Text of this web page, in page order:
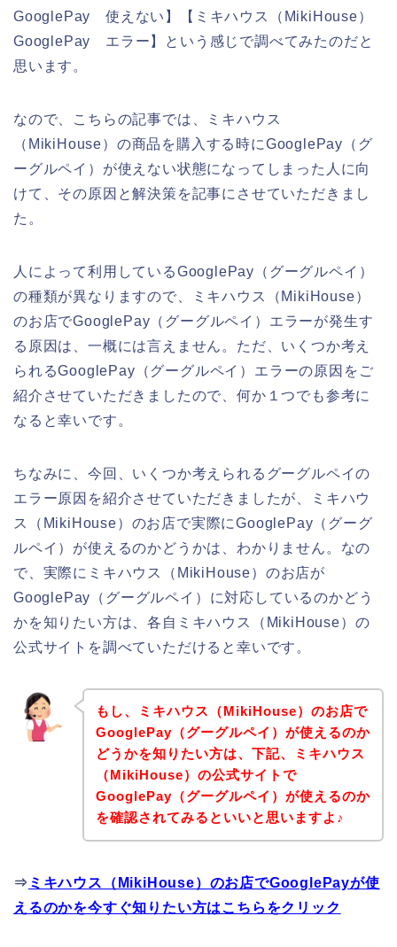
GooglePay 使えない】【ミキハウス（MikiHouse）
GooglePay エラー】という感じで調べてみたのだと
思います。
なので、こちらの記事では、ミキハウス
（MikiHouse）の商品を購入する時にGooglePay（グ
ーグルペイ）が使えない状態になってしまった人に向
けて、その原因と解決策を記事にさせていただきまし
た。
人によって利用しているGooglePay（グーグルペイ）
の種類が異なりますので、ミキハウス（MikiHouse）
のお店でGooglePay（グーグルペイ）エラーが発生す
る原因は、一概には言えません。ただ、いくつか考え
られるGooglePay（グーグルペイ）エラーの原因をご
紹介させていただきましたので、何か１つでも参考に
なると幸いです。
ちなみに、今回、いくつか考えられるグーグルペイの
エラー原因を紹介させていただきましたが、ミキハウ
ス（MikiHouse）のお店で実際にGooglePay（グーグ
ルペイ）が使えるのかどうかは、わかりません。なの
で、実際にミキハウス（MikiHouse）のお店が
GooglePay（グーグルペイ）に対応しているのかどう
かを知りたい方は、各自ミキハウス（MikiHouse）の
公式サイトを調べていただけると幸いです。
もし、ミキハウス（MikiHouse）のお店で
GooglePay（グーグルペイ）が使えるのか
どうかを知りたい方は、下記、ミキハウス
（MikiHouse）の公式サイトで
GooglePay（グーグルペイ）が使えるのか
を確認されてみるといいと思いますよ♪
⇒ ミキハウス（MikiHouse）のお店でGooglePayが使
えるのかを今すぐ知りたい方はこちらをクリック